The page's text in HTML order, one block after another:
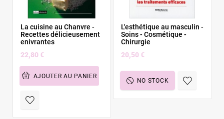
La cuisine au Chanvre -
Recettes délicieusement
enivrantes
22,80 €
AJOUTER AU PANIER
L'esthétique au masculin -
Soins - Cosmétique -
Chirurgie
20,50 €
NO STOCK